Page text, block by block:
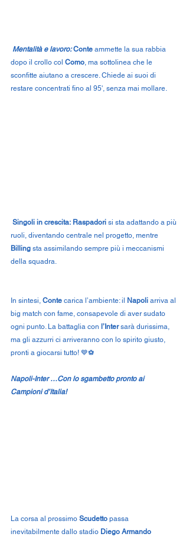
Mentalità e lavoro: Conte ammette la sua rabbia
dopo il crollo col Como, ma sottolinea che le
sconfitte aiutano a crescere. Chiede ai suoi di
restare concentrati fino al 95', senza mai mollare.
Singoli in crescita: Raspadori si sta adattando a più
ruoli, diventando centrale nel progetto, mentre
Billing sta assimilando sempre più i meccanismi
della squadra.
In sintesi, Conte carica l’ambiente: il Napoli arriva al
big match con fame, consapevole di aver sudato
ogni punto. La battaglia con l’Inter sarà durissima,
ma gli azzurri ci arriveranno con lo spirito giusto,
pronti a giocarsi tutto! 💙⚽
Napoli-Inter …Con lo sgambetto pronto ai
Campioni d’Italia!
La corsa al prossimo Scudetto passa
inevitabilmente dallo stadio Diego Armando